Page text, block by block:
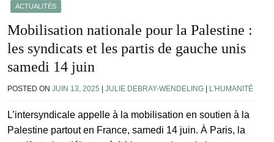
ACTUALITÉS
Mobilisation nationale pour la Palestine :
les syndicats et les partis de gauche unis
samedi 14 juin
POSTED ON JUIN 13, 2025 JULIE DEBRAY-WENDELING L'HUMANITÉ
L’intersyndicale appelle à la mobilisation en soutien à la
Palestine partout en France, samedi 14 juin. À Paris, la